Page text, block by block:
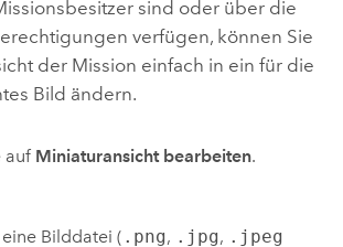
sind oder über die
verfügen, können Sie
der Mission einfach in ein für die
Bild ändern.
auf Miniaturansicht bearbeiten.
Bilddatei ( .png, .jpg, .jpeg